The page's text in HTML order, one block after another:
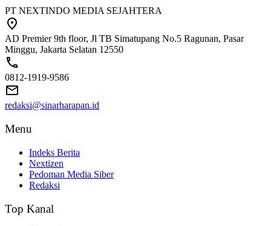
PT NEXTINDO MEDIA SEJAHTERA
AD Premier 9th floor, Jl TB Simatupang No.5 Ragunan, Pasar
Minggu, Jakarta Selatan 12550
0812-1919-9586
redaksi@sinarharapan.id
Menu
Indeks Berita
Nextizen
Pedoman Media Siber
Redaksi
Top Kanal